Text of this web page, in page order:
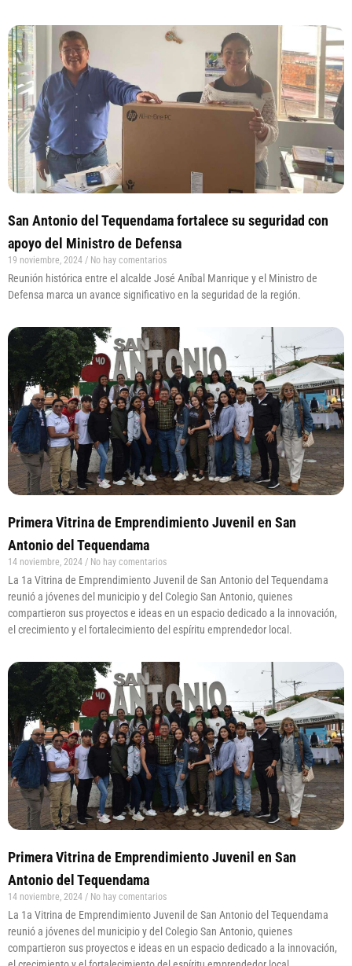
San Antonio del Tequendama fortalece su seguridad con
apoyo del Ministro de Defensa
19 noviembre, 2024 No hay comentarios
Reunión histórica entre el alcalde José Aníbal Manrique y el Ministro de
Defensa marca un avance significativo en la seguridad de la región.
Primera Vitrina de Emprendimiento Juvenil en San
Antonio del Tequendama
14 noviembre, 2024 No hay comentarios
La 1a Vitrina de Emprendimiento Juvenil de San Antonio del Tequendama
reunió a jóvenes del municipio y del Colegio San Antonio, quienes
compartieron sus proyectos e ideas en un espacio dedicado a la innovación,
el crecimiento y el fortalecimiento del espíritu emprendedor local.
Primera Vitrina de Emprendimiento Juvenil en San
Antonio del Tequendama
14 noviembre, 2024 No hay comentarios
La 1a Vitrina de Emprendimiento Juvenil de San Antonio del Tequendama
reunió a jóvenes del municipio y del Colegio San Antonio, quienes
compartieron sus proyectos e ideas en un espacio dedicado a la innovación,